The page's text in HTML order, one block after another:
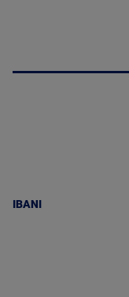
IBANI